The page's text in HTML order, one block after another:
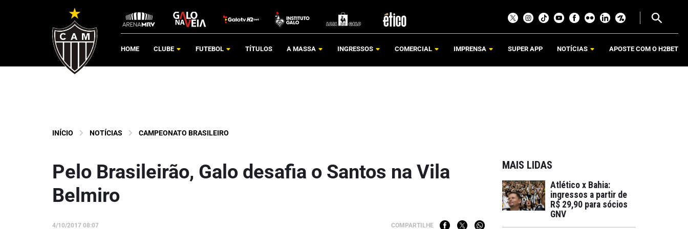
HOME CLUBE FUTEBOL TÍTULOS A MASSA INGRESSOS COMERCIAL IMPRENSA SUPER APP NOTÍCIAS APOSTE COM O H2BET
INÍCIO NOTÍCIAS CAMPEONATO BRASILEIRO
Pelo Brasileirão, Galo desafia o Santos na Vila
Belmiro
4/10/2017 08:07 COMPARTILHE
MAIS LIDAS
Atlético x Bahia:
ingressos a partir de
R$ 29,90 para sócios
GNV